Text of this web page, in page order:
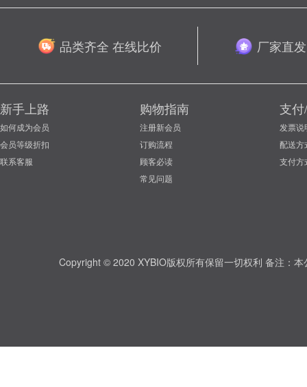
品类齐全 在线比价 厂家直
新手上路
如何成为会员
会员等级折扣
联系客服
购物指南
注册新会员
订购流程
顾客必读
常见问题
支
发票说
配送方
支付方
Copyright © 2020 XYBIO版权所有保留一切权利 备注：